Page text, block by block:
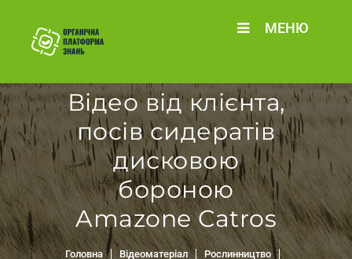
МЕНЮ
Відео від клієнта,
посів сидератів
дисковою
бороною
Amazone Catros
Головна Відеоматеріал
Рослинництво